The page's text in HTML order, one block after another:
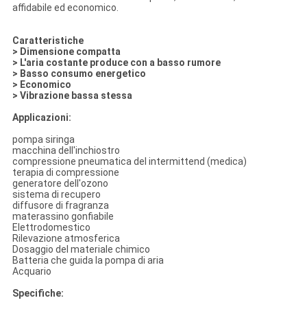
affidabile ed economico.
Caratteristiche
> Dimensione compatta
> L'aria costante produce con a basso rumore
> Basso consumo energetico
> Economico
> Vibrazione bassa stessa
Applicazioni:
pompa siringa
macchina dell'inchiostro
compressione pneumatica del intermittend (medica)
terapia di compressione
generatore dell'ozono
sistema di recupero
diffusore di fragranza
materassino gonfiabile
Elettrodomestico
Rilevazione atmosferica
Dosaggio del materiale chimico
Batteria che guida la pompa di aria
Acquario
Specifiche: